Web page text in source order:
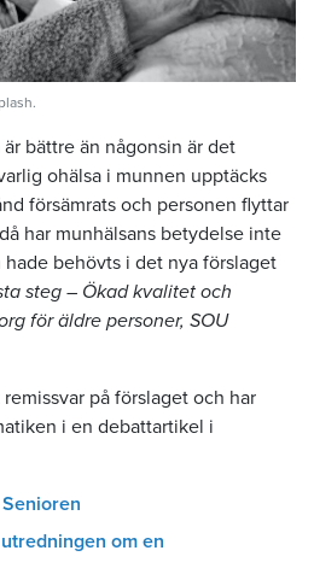
bättre än någonsin är det
ohälsa i munnen upptäcks
försämrats och personen flyttar
har munhälsans betydelse inte
behövts i det nya förslaget
steg – Ökad kvalitet och
för äldre personer, SOU
på förslaget och har
i en debattartikel i
om en